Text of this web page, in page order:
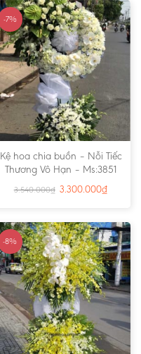
-7%
Kệ hoa chia buồn – Nỗi Tiếc
Thương Vô Hạn – Ms:3851
3.540.000₫ 3.300.000₫
-8%